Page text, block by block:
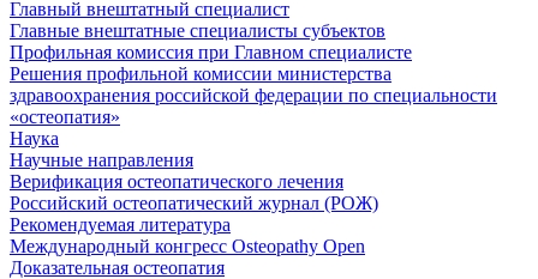
Главный внештатный специалист
Главные внештатные специалисты субъектов
Профильная комиссия при Главном специалисте
Решения профильной комиссии министерства
здравоохранения российской федерации по специальности
«остеопатия»
Наука
Научные направления
Верификация остеопатического лечения
Российский остеопатический журнал (РОЖ)
Рекомендуемая литература
Международный конгресс Osteopathy Open
Доказательная остеопатия